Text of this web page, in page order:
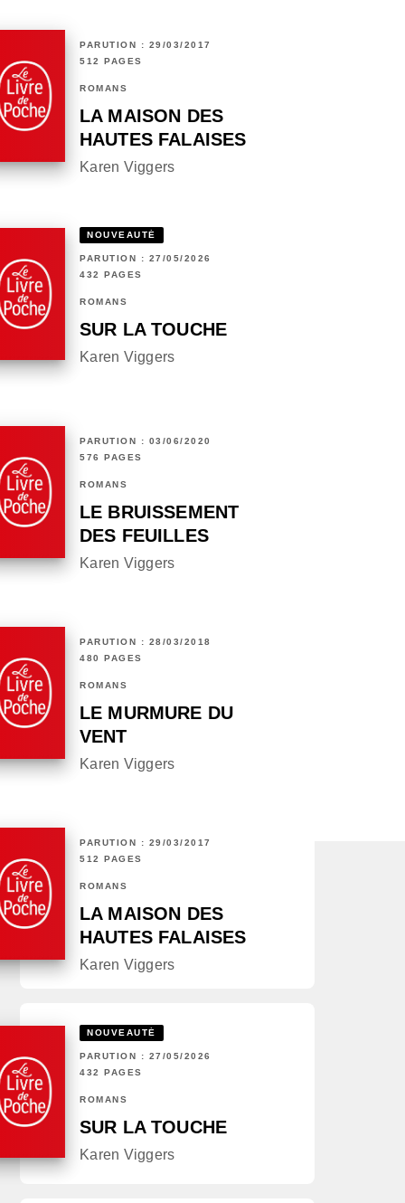
PARUTION : 29/03/2017
512 PAGES
ROMANS
LA MAISON DES
HAUTES FALAISES
Karen Viggers
NOUVEAUTÉ
PARUTION : 27/05/2026
432 PAGES
ROMANS
SUR LA TOUCHE
Karen Viggers
PARUTION : 03/06/2020
576 PAGES
ROMANS
LE BRUISSEMENT
DES FEUILLES
Karen Viggers
PARUTION : 28/03/2018
480 PAGES
ROMANS
LE MURMURE DU
VENT
Karen Viggers
PARUTION : 29/03/2017
512 PAGES
ROMANS
LA MAISON DES
HAUTES FALAISES
Karen Viggers
NOUVEAUTÉ
PARUTION : 27/05/2026
432 PAGES
ROMANS
SUR LA TOUCHE
Karen Viggers